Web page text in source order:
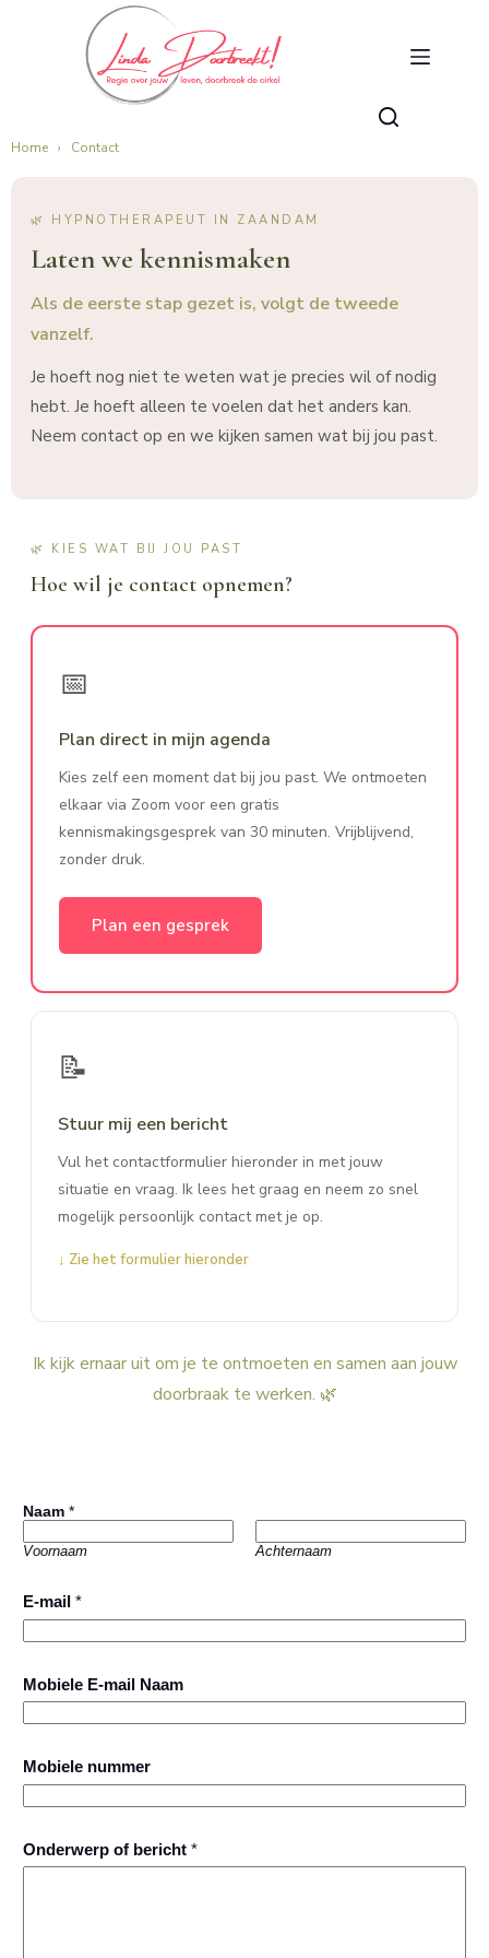
Home › Contact
🌿 HYPNOTHERAPEUT IN ZAANDAM
Laten we kennismaken
Als de eerste stap gezet is, volgt de tweede
vanzelf.
Je hoeft nog niet te weten wat je precies wil of nodig
hebt. Je hoeft alleen te voelen dat het anders kan.
Neem contact op en we kijken samen wat bij jou past.
🌿 KIES WAT BIJ JOU PAST
Hoe wil je contact opnemen?
📅
Plan direct in mijn agenda
Kies zelf een moment dat bij jou past. We ontmoeten
elkaar via Zoom voor een gratis
kennismakingsgesprek van 30 minuten. Vrijblijvend,
zonder druk.
Plan een gesprek
📝
Stuur mij een bericht
Vul het contactformulier hieronder in met jouw
situatie en vraag. Ik lees het graag en neem zo snel
mogelijk persoonlijk contact met je op.
↓ Zie het formulier hieronder
Ik kijk ernaar uit om je te ontmoeten en samen aan jouw
doorbraak te werken. 🌿
Naam *
Voornaam Achternaam
E-mail *
Mobiele E-mail Naam
Mobiele nummer
Onderwerp of bericht *